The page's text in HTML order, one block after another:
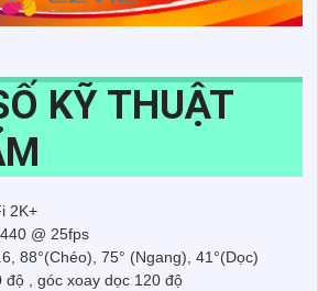
KỸ THUẬT
2K+
@ 25fps
88°(Chéo), 75° (Ngang), 41°(Dọc)
độ , góc xoay dọc 120 độ